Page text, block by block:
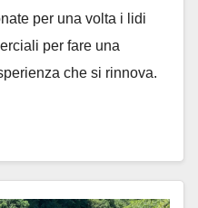
per una volta i lidi
per fare una
che si rinnova.